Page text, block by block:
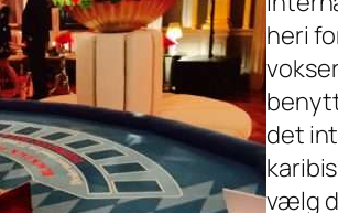
heri
det
vælg